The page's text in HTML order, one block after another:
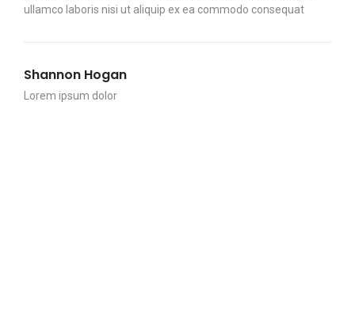
ullamco laboris nisi ut aliquip ex ea commodo consequat
Shannon Hogan
Lorem ipsum dolor